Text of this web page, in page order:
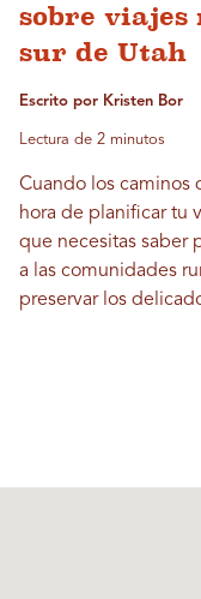
sobre viajes
sur de Utah
Escrito por Kristen Bor
Lectura de 2 minutos
Cuando los caminos
hora de planificar tu
que necesitas saber
a las comunidades
preservar los